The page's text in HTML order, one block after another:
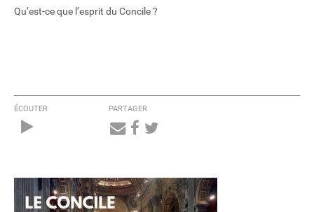
Qu’est-ce que l’esprit du Concile ?
ÉCOUTER PARTAGER